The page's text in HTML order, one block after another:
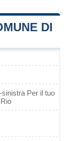
DI
Per il tuo